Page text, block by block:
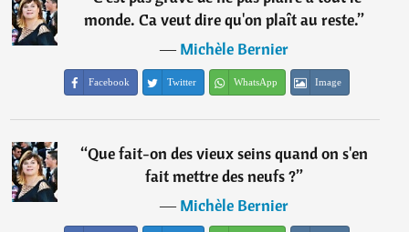
monde. Ca veut dire qu'on plaît au reste.”
―Michèle Bernier
Facebook Twitter WhatsApp Image
“Que fait-on des vieux seins quand on s'en
fait mettre des neufs ?”
―Michèle Bernier